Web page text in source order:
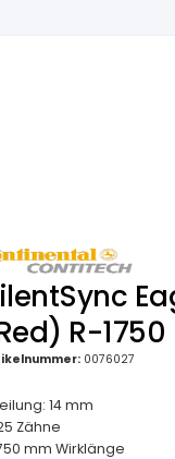
R-1750
0076027
14 mm
Zähne
mm Wirklänge